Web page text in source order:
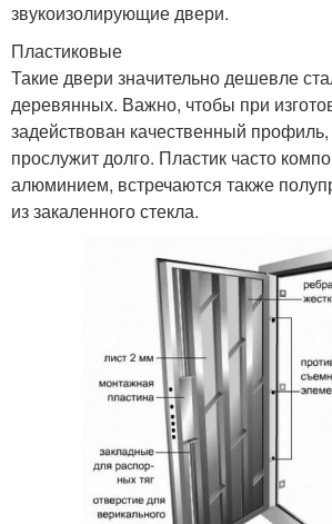
звукоизолирующие двери.
Пластиковые
Такие двери значительно дешевле
деревянных. Важно, чтобы при
задействован качественный профиль,
прослужит долго. Пластик часто
алюминием, встречаются также
из закаленного стекла.